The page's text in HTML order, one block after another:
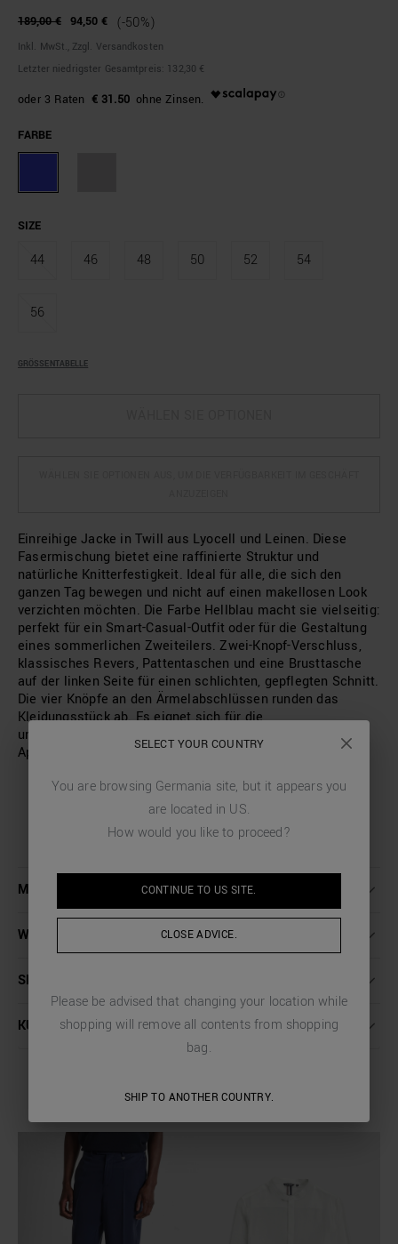
189,00 € 94,50 € (-50%)
Inkl. MwSt., Zzgl. Versandkosten
Letzter niedrigster Gesamtpreis: 132,30 €
€ 31.50
FARBE
SIZE
44 46 48 50 52 54
56
GRÖSSENTABELLE
Einreihige Jacke in Twill aus Lyocell und Leinen. Diese
Fasermischung bietet eine raffinierte Struktur und
natürliche Knitterfestigkeit. Ideal für alle, die sich den
ganzen Tag bewegen und nicht auf einen makellosen Look
verzichten möchten. Die Farbe Hellblau macht sie vielseitig:
perfekt für ein Smart-Casual-Outfit oder für die Gestaltung
eines sommerlichen Zweiteilers. Zwei-Knopf-Verschluss,
klassisches Revers, Pattentaschen und eine Brusttasche
auf der linken Seite für einen schlichten, gepflegten Schnitt.
Die vier Knöpfe an den Ärmelabschlüssen runden das
Kleidungsstück ab. Es eignet sich für die
unterschiedlichsten Kontexte: vom Meeting bis zum
Aperitif.
MEHR INFORMATIONEN
WASCHANLEITUNG
SENDUNGEN UND RÜCKSENDUNGEN
KUNDENDIENST
COMPLETE THE LOOK
SELECT YOUR COUNTRY
You are browsing Germania site, but it appears you
are located in US.
How would you like to proceed?
CONTINUE TO US SITE.
CLOSE ADVICE.
Please be advised that changing your location while
shopping will remove all contents from shopping
bag.
SHIP TO ANOTHER COUNTRY.